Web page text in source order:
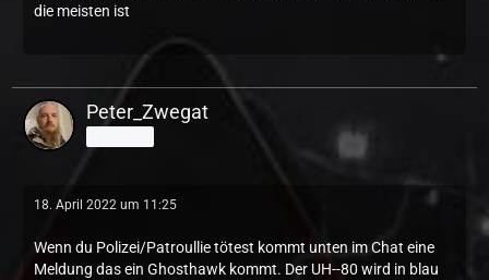
die meisten ist
Peter_Zwegat
18. April 2022 um 11:25
Wenn du Polizei/Patroullie tötest kommt unten im Chat eine
Meldung das ein Ghosthawk kommt. Der UH--80 wird in blau